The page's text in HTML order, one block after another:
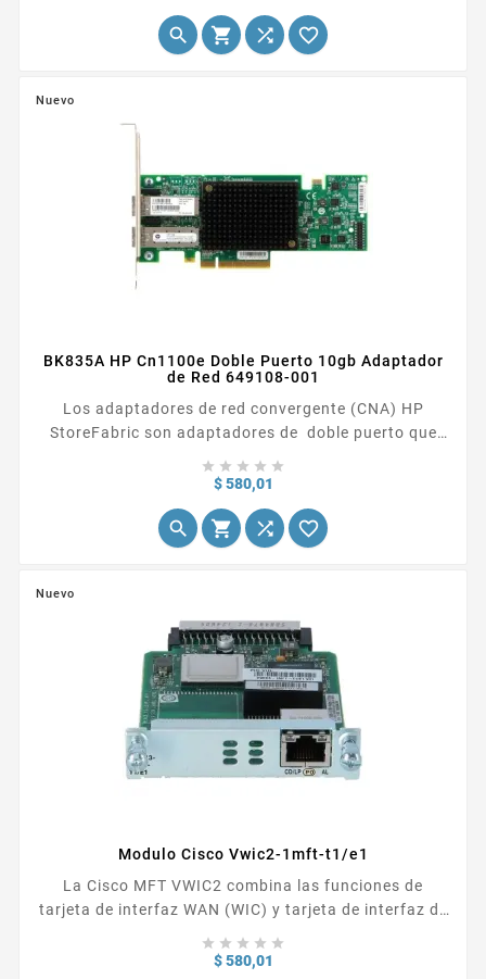
conmutadores, concentradores y otros componentes
de red. Incluye cable USB.
   
Nuevo
BK835A HP Cn1100e Doble Puerto 10gb Adaptador
de Red 649108-001
Los adaptadores de red convergente (CNA) HP
StoreFabric son adaptadores de doble puerto que
Channel (FC) en 10 GbE utilizando los estándares
Enhanced Ethernet (CEE). Al consolidar Ethernet,
iSCSI y Fibre Channel en un adaptador convergente,
    
$ 580,01
   
Nuevo
Modulo Cisco Vwic2-1mft-t1/e1
La Cisco MFT VWIC2 combina las funciones de
tarjeta de interfaz WAN (WIC) y tarjeta de interfaz de
precedentes, versatilidad y protección de la inversión
    
$ 580,01